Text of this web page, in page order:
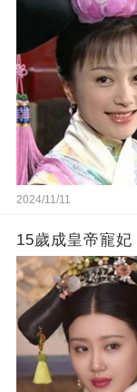
2024/11/11
15歲成皇帝寵